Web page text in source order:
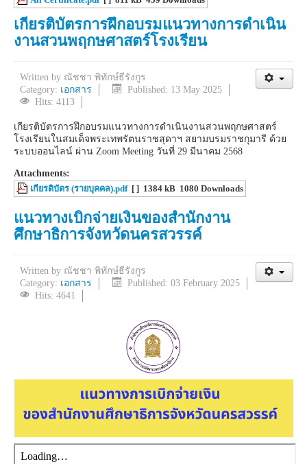
เกียรติบัตรการฝึกอบรมแนวทางการดำเนิน
งานสวนพฤกษศาสตร์โรงเรียน
Written by ณัชชา พิทักษ์ธีรังกูร
Category: เอกสาร
Published: 13 May 2025
Hits: 4113
เกียรติบัตรการฝึกอบรมแนวทางการดำเนินงานสวนพฤกษศาสตร์
โรงเรียนในสมเด็จพระเทพรัตนราชสุดาฯ สยามบรมราชกุมารี ด้วย
ระบบออนไลน์ ผ่าน Zoom Meeting วันที่ 29 มีนาคม 2568
Attachments:
เกียรติบัตร (รายบุคคล).pdf [ ] 1384 kB 1080 Downloads
แนวทางเบิกจ่ายเงินของสำนักงาน
ศึกษาธิการจังหวัดนครสวรรค์
Written by ณัชชา พิทักษ์ธีรังกูร
Category: เอกสาร
Published: 03 February 2025
Hits: 4641